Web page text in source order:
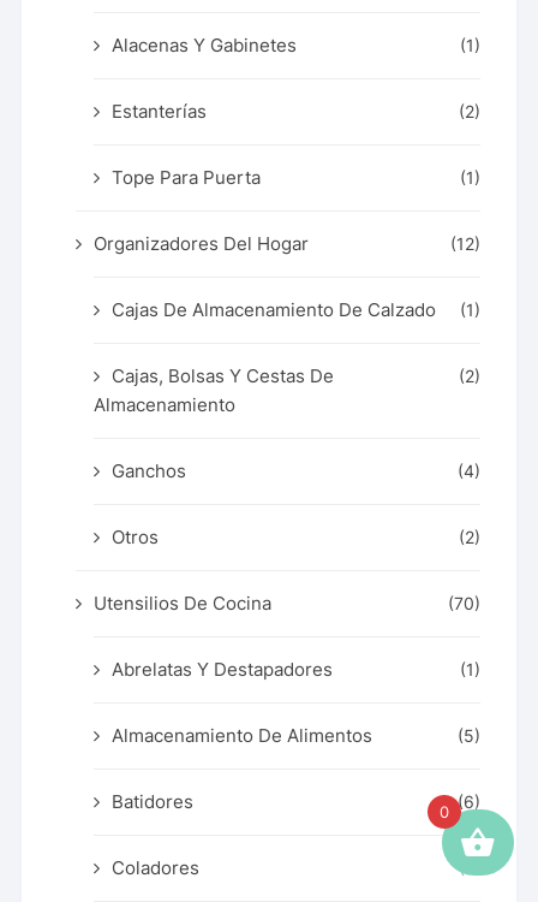
Alacenas Y Gabinetes (1)
Estanterías (2)
Tope Para Puerta (1)
Organizadores Del Hogar (12)
Cajas De Almacenamiento De Calzado (1)
Cajas, Bolsas Y Cestas De
Almacenamiento
(2)
Ganchos (4)
Otros (2)
Utensilios De Cocina (70)
Abrelatas Y Destapadores (1)
Almacenamiento De Alimentos (5)
Batidores (6)
Coladores (2)
0